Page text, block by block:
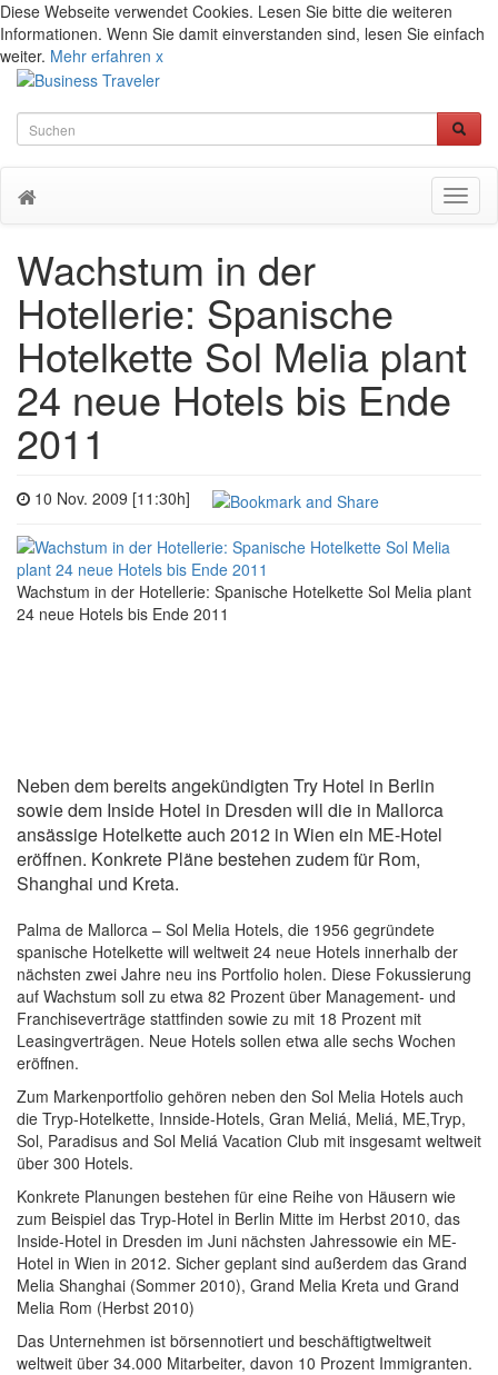
Diese Webseite verwendet Cookies. Lesen Sie bitte die weiteren
Informationen. Wenn Sie damit einverstanden sind, lesen Sie einfach
weiter. Mehr erfahren x
Wachstum in der
Hotellerie: Spanische
Hotelkette Sol Melia plant
24 neue Hotels bis Ende
2011
10 Nov. 2009 [11:30h]
Wachstum in der Hotellerie: Spanische Hotelkette Sol Melia plant
24 neue Hotels bis Ende 2011
Neben dem bereits angekündigten Try Hotel in Berlin
sowie dem Inside Hotel in Dresden will die in Mallorca
ansässige Hotelkette auch 2012 in Wien ein ME-Hotel
eröffnen. Konkrete Pläne bestehen zudem für Rom,
Shanghai und Kreta.
Palma de Mallorca – Sol Melia Hotels, die 1956 gegründete
spanische Hotelkette will weltweit 24 neue Hotels innerhalb der
nächsten zwei Jahre neu ins Portfolio holen. Diese Fokussierung
auf Wachstum soll zu etwa 82 Prozent über Management- und
Franchiseverträge stattfinden sowie zu mit 18 Prozent mit
Leasingverträgen. Neue Hotels sollen etwa alle sechs Wochen
eröffnen.
Zum Markenportfolio gehören neben den Sol Melia Hotels auch
die Tryp-Hotelkette, Innside-Hotels, Gran Meliá, Meliá, ME,Tryp,
Sol, Paradisus and Sol Meliá Vacation Club mit insgesamt weltweit
über 300 Hotels.
Konkrete Planungen bestehen für eine Reihe von Häusern wie
zum Beispiel das Tryp-Hotel in Berlin Mitte im Herbst 2010, das
Inside-Hotel in Dresden im Juni nächsten Jahressowie ein ME-
Hotel in Wien in 2012. Sicher geplant sind außerdem das Grand
Melia Shanghai (Sommer 2010), Grand Melia Kreta und Grand
Melia Rom (Herbst 2010)
Das Unternehmen ist börsennotiert und beschäftigtweltweit
weltweit über 34.000 Mitarbeiter, davon 10 Prozent Immigranten.